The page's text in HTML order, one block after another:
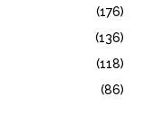
(176)
(136)
(118)
(86)